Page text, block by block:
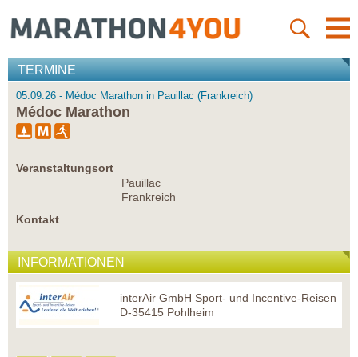
TERMINE
05.09.26 - Médoc Marathon in Pauillac (Frankreich)
Médoc Marathon
Veranstaltungsort
Pauillac
Frankreich
Kontakt
INFORMATIONEN
interAir GmbH Sport- und Incentive-Reisen
D-35415 Pohlheim